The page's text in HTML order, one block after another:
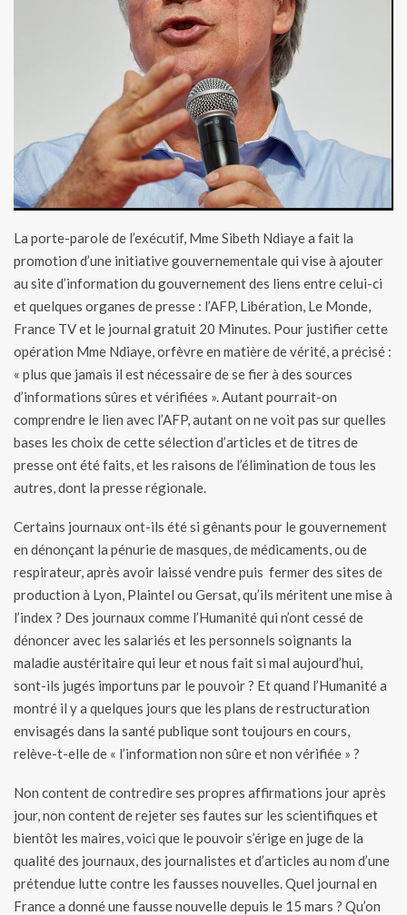
La porte-parole de l’exécutif, Mme Sibeth Ndiaye a fait la
promotion d’une initiative gouvernementale qui vise à ajouter
au site d’information du gouvernement des liens entre celui-ci
et quelques organes de presse : l’AFP, Libération, Le Monde,
France TV et le journal gratuit 20 Minutes. Pour justifier cette
opération Mme Ndiaye, orfèvre en matière de vérité, a précisé :
« plus que jamais il est nécessaire de se fier à des sources
d’informations sûres et vérifiées ». Autant pourrait-on
comprendre le lien avec l’AFP, autant on ne voit pas sur quelles
bases les choix de cette sélection d’articles et de titres de
presse ont été faits, et les raisons de l’élimination de tous les
autres, dont la presse régionale.
Certains journaux ont-ils été si gênants pour le gouvernement
en dénonçant la pénurie de masques, de médicaments, ou de
respirateur, après avoir laissé vendre puis fermer des sites de
production à Lyon, Plaintel ou Gersat, qu’ils méritent une mise à
l’index ? Des journaux comme l’Humanité qui n’ont cessé de
dénoncer avec les salariés et les personnels soignants la
maladie austéritaire qui leur et nous fait si mal aujourd’hui,
sont-ils jugés importuns par le pouvoir ? Et quand l’Humanité a
montré il y a quelques jours que les plans de restructuration
envisagés dans la santé publique sont toujours en cours,
relève-t-elle de « l’information non sûre et non vérifiée » ?
Non content de contredire ses propres affirmations jour après
jour, non content de rejeter ses fautes sur les scientifiques et
bientôt les maires, voici que le pouvoir s’érige en juge de la
qualité des journaux, des journalistes et d’articles au nom d’une
prétendue lutte contre les fausses nouvelles. Quel journal en
France a donné une fausse nouvelle depuis le 15 mars ? Qu’on